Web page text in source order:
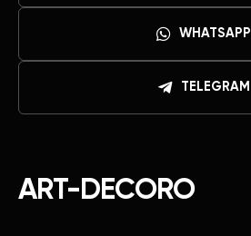
ART-DECORO
WHATSAPP
TELEGRAM